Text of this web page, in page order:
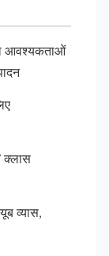
आवश्यकताओं
क्लास
व्यास,